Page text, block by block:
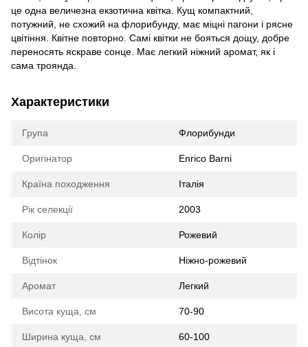
це одна величезна екзотична квітка. Кущ компактний,
потужний, не схожий на флорибунду, має міцні пагони і рясне
цвітіння. Квітне повторно. Самі квітки не бояться дощу, добре
переносять яскраве сонце. Має легкий ніжний аромат, як і
сама троянда.
Характеристики
Група Флорибунди
Оригінатор Enrico Barni
Країна походження Італія
Рік селекції 2003
Колір Рожевий
Відтінок Ніжно-рожевий
Аромат Легкий
Висота куща, см 70-90
Ширина куща, см 60-100